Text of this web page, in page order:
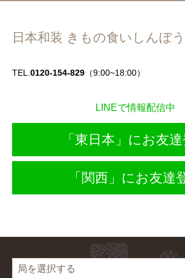
日本和装 きもの食いしんぼ
TEL. 0120-154-829 （9:00~18:00）
LINEで情報配信中
「東日本」にお友
「関西」にお友達